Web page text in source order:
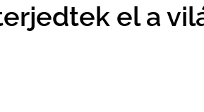
el a